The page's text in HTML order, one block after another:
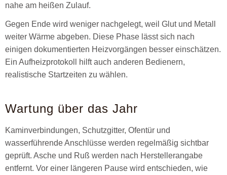
nahe am heißen Zulauf.
Gegen Ende wird weniger nachgelegt, weil Glut und Metall
weiter Wärme abgeben. Diese Phase lässt sich nach
einigen dokumentierten Heizvorgängen besser einschätzen.
Ein Aufheizprotokoll hilft auch anderen Bedienern,
realistische Startzeiten zu wählen.
Wartung über das Jahr
Kaminverbindungen, Schutzgitter, Ofentür und
wasserführende Anschlüsse werden regelmäßig sichtbar
geprüft. Asche und Ruß werden nach Herstellerangabe
entfernt. Vor einer längeren Pause wird entschieden, wie